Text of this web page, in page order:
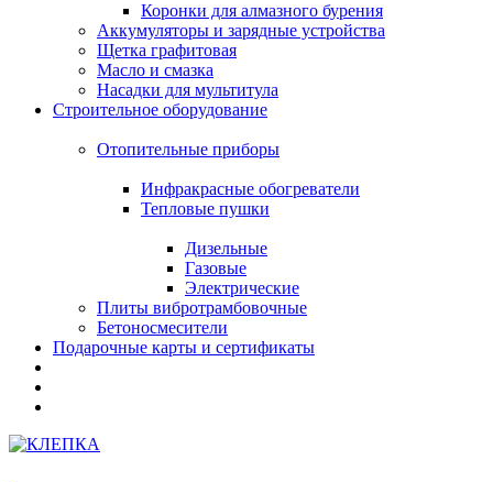
Коронки для алмазного бурения
Аккумуляторы и зарядные устройства
Щетка графитовая
Масло и смазка
Насадки для мультитула
Строительное оборудование
Отопительные приборы
Инфракрасные обогреватели
Тепловые пушки
Дизельные
Газовые
Электрические
Плиты вибротрамбовочные
Бетоносмесители
Подарочные карты и сертификаты